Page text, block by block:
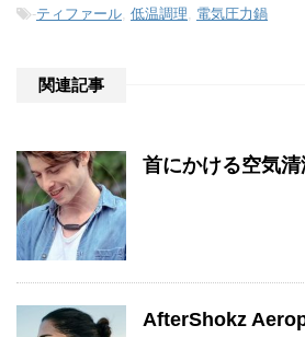
-ティファール 低温調理 電気圧力鍋
関連記事
首にかける空気清
AfterShokz